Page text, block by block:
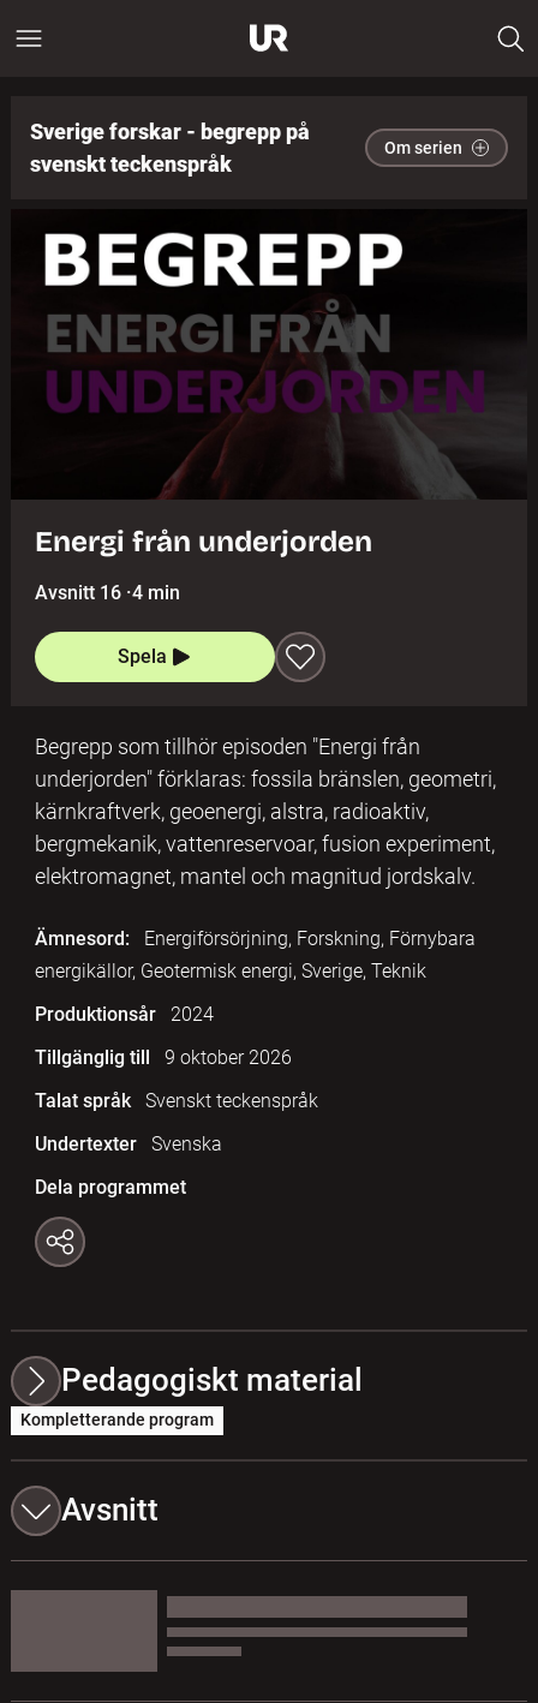
Sverige forskar - begrepp på
svenskt teckenspråk
Om serien
Energi från underjorden
Avsnitt 16 ·4 min
Spela
Begrepp som tillhör episoden "Energi från
underjorden" förklaras: fossila bränslen, geometri,
kärnkraftverk, geoenergi, alstra, radioaktiv,
bergmekanik, vattenreservoar, fusion experiment,
elektromagnet, mantel och magnitud jordskalv.
Ämnesord:
Energiförsörjning, Forskning, Förnybara
energikällor, Geotermisk energi, Sverige, Teknik
Produktionsår
2024
Tillgänglig till
9 oktober 2026
Talat språk
Svenskt teckenspråk
Undertexter
Svenska
Dela programmet
Pedagogiskt material
Kompletterande program
Avsnitt